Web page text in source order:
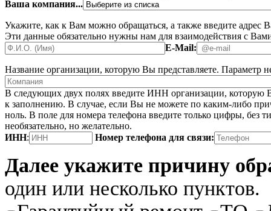
Ваша компания...
Укажите, как к Вам можно обращаться, а также введите адрес
Эти данные обязательно нужны нам для взаимодействия с
E-Mail:
Название организации, которую Вы представляете. Параметр
В следующих двух полях введите ИНН организации, которую
к заполнению. В случае, если Вы не можете по каким-либо
ноль. В поле для номера телефона введите только цифры, без
необязательно, но желательно.
ИНН: Номер телефона для связи:
Далее укажите причину
один или несколько пунктов.